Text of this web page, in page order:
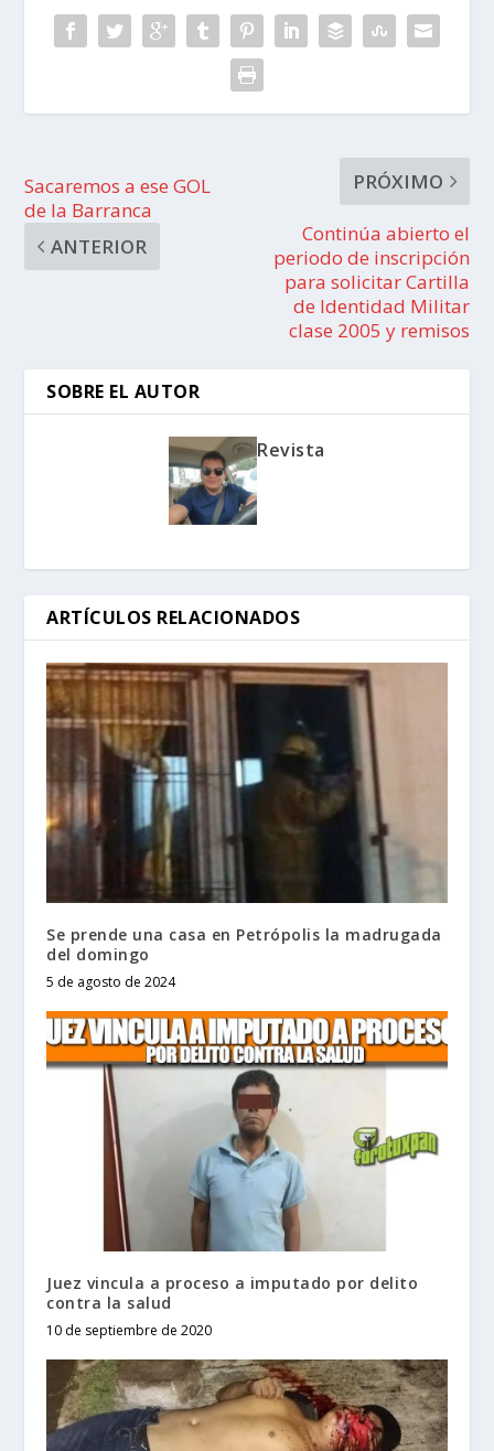
Sacaremos a ese GOL
de la Barranca
ANTERIOR
PRÓXIMO
Continúa abierto el
periodo de inscripción
para solicitar Cartilla
de Identidad Militar
clase 2005 y remisos
SOBRE EL AUTOR
Revista
ARTÍCULOS RELACIONADOS
Se prende una casa en Petrópolis la madrugada
del domingo
5 de agosto de 2024
Juez vincula a proceso a imputado por delito
contra la salud
10 de septiembre de 2020